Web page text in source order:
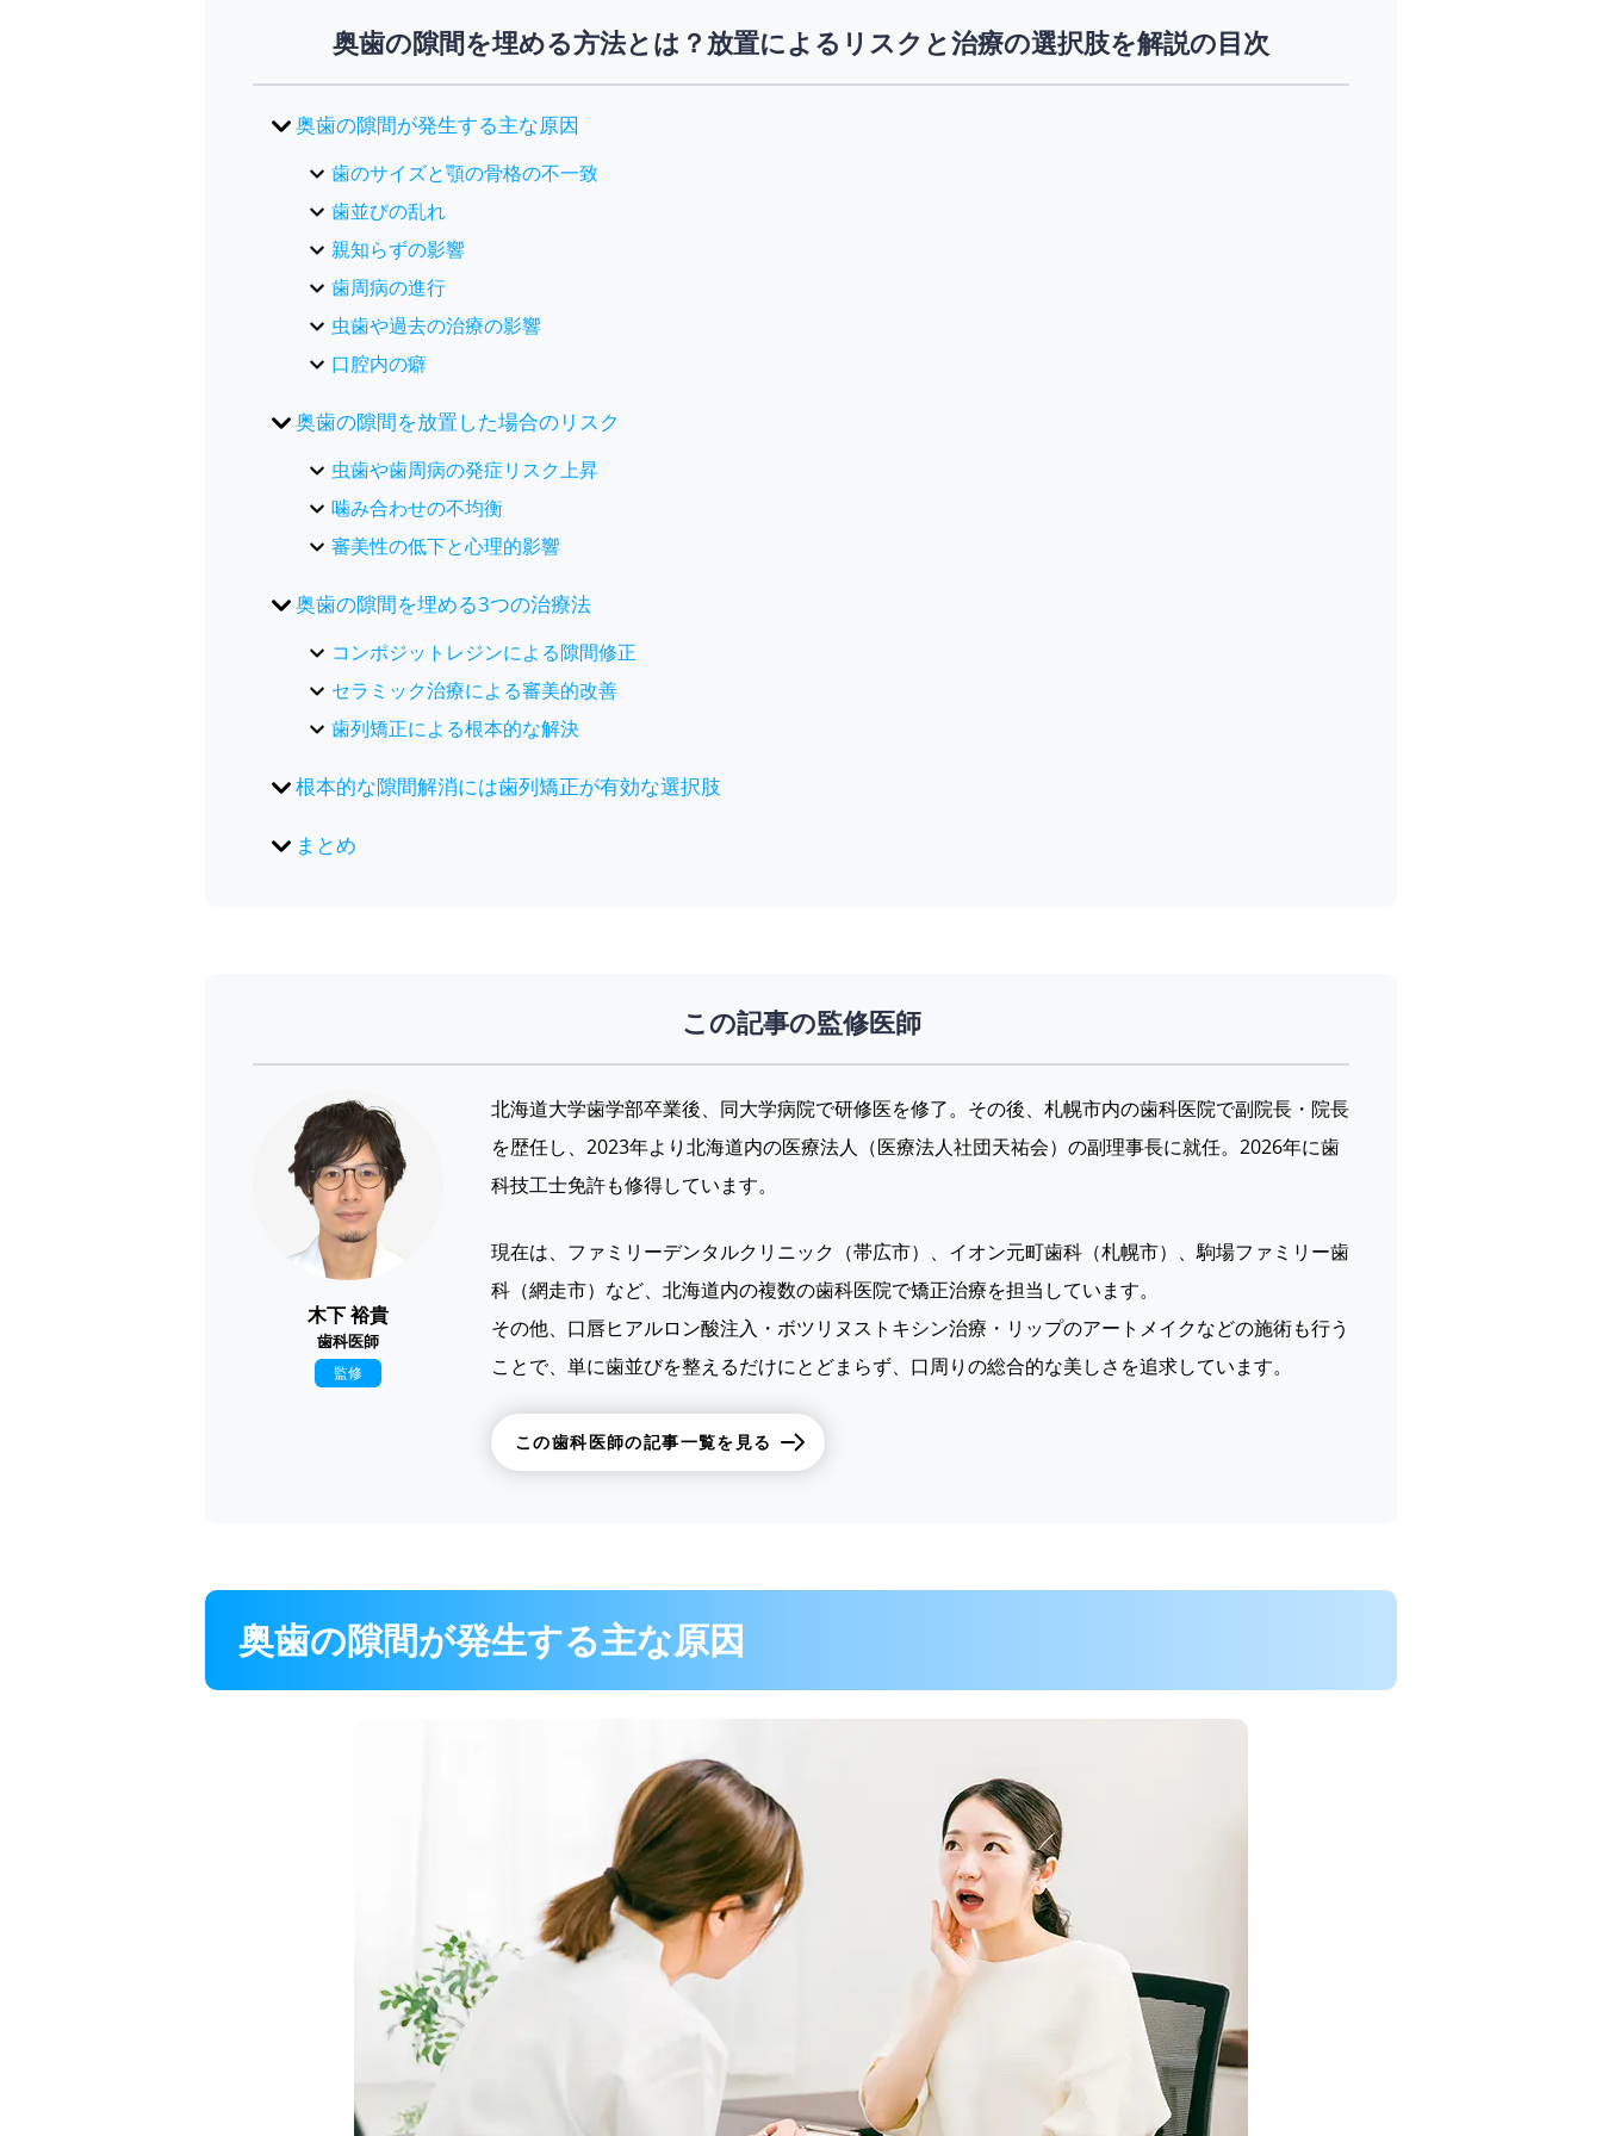
奥歯の隙間を埋める方法とは？放置によるリスクと治療の選択肢を解説の目次
奥歯の隙間が発生する主な原因
歯のサイズと顎の骨格の不一致
歯並びの乱れ
親知らずの影響
歯周病の進行
虫歯や過去の治療の影響
口腔内の癖
奥歯の隙間を放置した場合のリスク
虫歯や歯周病の発症リスク上昇
噛み合わせの不均衡
審美性の低下と心理的影響
奥歯の隙間を埋める3つの治療法
コンポジットレジンによる隙間修正
セラミック治療による審美的改善
歯列矯正による根本的な解決
根本的な隙間解消には歯列矯正が有効な選択肢
まとめ
この記事の監修医師
木下 裕貴
歯科医師
監修
北海道大学歯学部卒業後、同大学病院で研修医を修了。その後、札幌市内の歯科医院で副院長・院長
を歴任し、2023年より北海道内の医療法人（医療法人社団天祐会）の副理事長に就任。2026年に歯
科技工士免許も修得しています。
現在は、ファミリーデンタルクリニック（帯広市）、イオン元町歯科（札幌市）、駒場ファミリー歯
科（網走市）など、北海道内の複数の歯科医院で矯正治療を担当しています。
その他、口唇ヒアルロン酸注入・ボツリヌストキシン治療・リップのアートメイクなどの施術も行う
ことで、単に歯並びを整えるだけにとどまらず、口周りの総合的な美しさを追求しています。
この歯科医師の記事一覧を見る
奥歯の隙間が発生する主な原因